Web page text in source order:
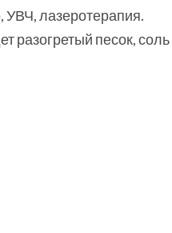
УВЧ, лазеротерапия.
разогретый песок, соль